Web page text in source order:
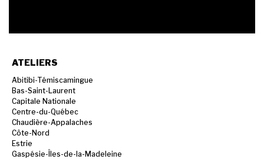
ATELIERS
Abitibi-Témiscamingue
Bas-Saint-Laurent
Capitale Nationale
Centre-du-Québec
Chaudière-Appalaches
Côte-Nord
Estrie
Gaspésie-Îles-de-la-Madeleine